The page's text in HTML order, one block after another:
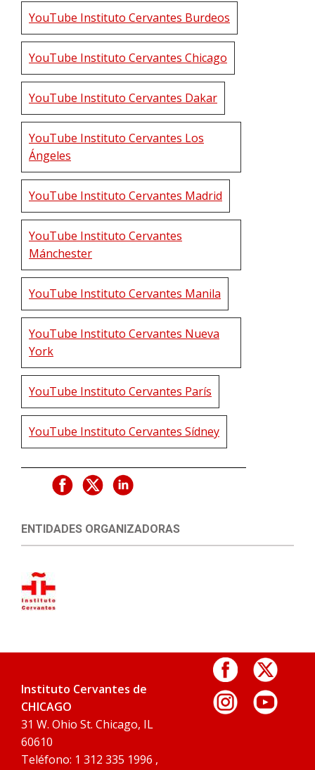
YouTube Instituto Cervantes Burdeos
YouTube Instituto Cervantes Chicago
YouTube Instituto Cervantes Dakar
YouTube Instituto Cervantes Los
Ángeles
YouTube Instituto Cervantes Madrid
YouTube Instituto Cervantes
Mánchester
YouTube Instituto Cervantes Manila
YouTube Instituto Cervantes Nueva
York
YouTube Instituto Cervantes París
YouTube Instituto Cervantes Sídney
ENTIDADES ORGANIZADORAS
Instituto Cervantes de
CHICAGO
31 W. Ohio St. Chicago, IL
60610
Teléfono: 1 312 335 1996 ,